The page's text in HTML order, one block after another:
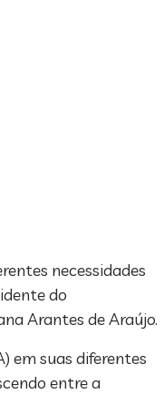
necessidades
do
Arantes de Araújo.
em suas diferentes
entre a